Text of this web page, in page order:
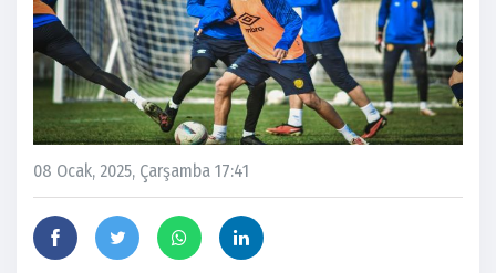
08 Ocak, 2025, Çarşamba 17:41